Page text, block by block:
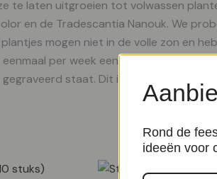
te laten uitgroeien tot volwassen
en de Tradescantia Nanouk. We
mogen niet in de volle zon en
per week een beetje. Planten
staat. Dit is bij een deel van
Rond de
ideeën voor